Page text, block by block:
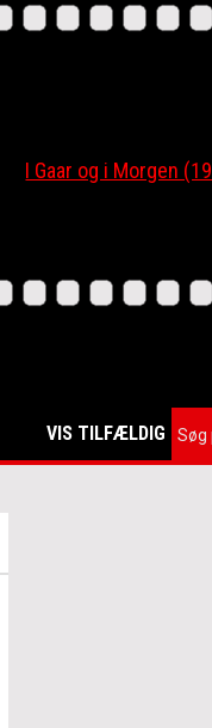
I Gaar og i Morgen (1945)
VIS TILFÆLDIG